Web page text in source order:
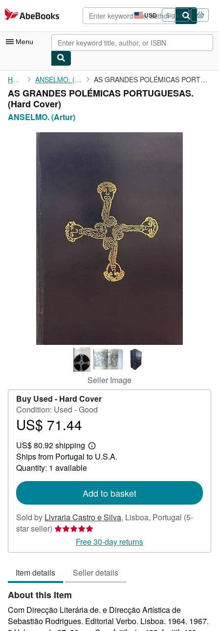
Skip to main content
AbeBooks.com USD
Site
shopping
preferences
Sign in
Menu
My Account
My Purchases
Advanced Search
Browse Collections
Art & Collectibles
Textbooks
Start Selling
CLOSE
Home ANSELMO. (Artur) AS GRANDES POLÉMICAS PORTUGUESAS.
AS GRANDES POLÉMICAS PORTUGUESAS.
(Hard Cover)
ANSELMO. (Artur)
Seller Image
Buy Used - Hard Cover
Condition: Used - Good
Price
71.44
US$ 71.44
US$ 80.92 shipping
Learn
more
Ships from Portugal to U.S.A.
Quantity: 1 available
Add to basket
Sold by Livraria Castro e Silva, Lisboa, Portugal (5-
star seller) Seller
5
of
5
stars
Free 30-day returns
Item details Seller details
About this Item
Com Direcção Literária de. e Direcção Artística de
Sebastião Rodrigues. Editorial Verbo. Lisboa. 1964. 1967.